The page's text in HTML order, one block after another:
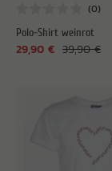
Polo-Shirt weinrot
39,90 €
29,90 €